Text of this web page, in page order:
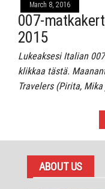
March 8, 2016
007-
2015
Lukeaksesi Italian
klikkaa tästä.
Travelers (Pirita,
pagination
ABOUT US